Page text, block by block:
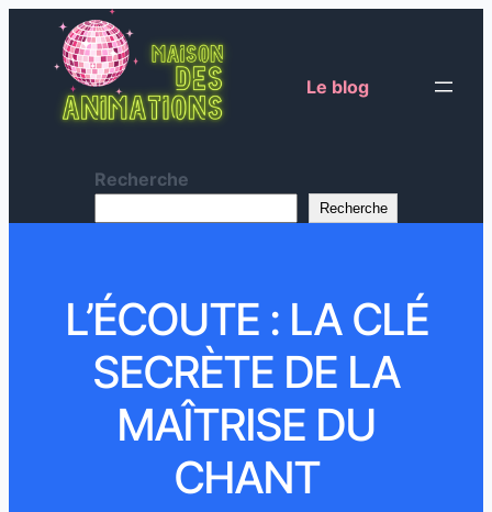
Le blog
Recherche
Recherche
L’ÉCOUTE : LA CLÉ
SECRÈTE DE LA
MAÎTRISE DU
CHANT